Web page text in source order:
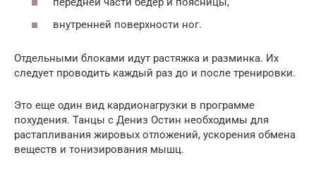
внутренней поверхности ног.
Отдельными блоками идут растяжка и разминка. Их
следует проводить каждый раз до и после тренировки.
Это еще один вид кардионагрузки в программе
похудения. Танцы с Дениз Остин необходимы для
растапливания жировых отложений, ускорения обмена
веществ и тонизирования мышц.